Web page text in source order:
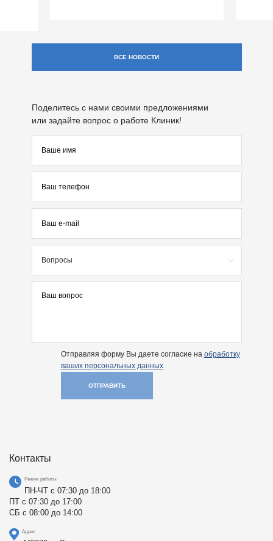
ВСЕ НОВОСТИ
Поделитесь с нами своими предложениями
или задайте вопрос о работе Клиник!
Вопросы
Отправляя форму Вы даете согласие на обработку
ваших персональных данных
ОТПРАВИТЬ
Контакты
Режим работы
ПН-ЧТ с 07:30 до 18:00
ПТ с 07:30 до 17:00
СБ с 08:00 до 14:00
Адрес